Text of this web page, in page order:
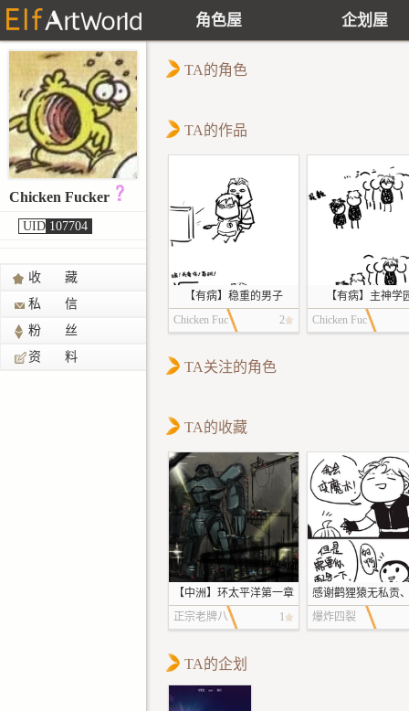
角色屋 企划屋
Chicken Fucker
UID 107704
收 藏
私 信
粉 丝
资 料
TA的角色
TA的作品
【有病】稳重的男子
Chicken Fuc
2
【有病】主神学
Chicken Fuc
TA关注的角色
TA的收藏
【中洲】环太平洋第一章
正宗老牌八
1
感谢鹳狸猿无私贡
合
爆炸四裂
TA的企划